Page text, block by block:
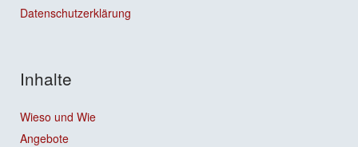
Datenschutzerklärung
Inhalte
Wieso und Wie
Angebote